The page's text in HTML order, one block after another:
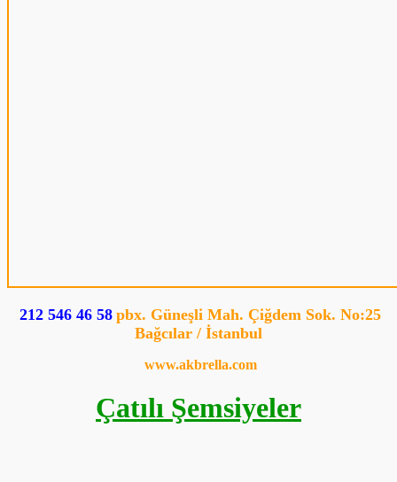
212 546 46 58 pbx. Güneşli Mah. Çiğdem Sok. No:25
Bağcılar / İstanbul
www.akbrella.com
Çatılı Şemsiyeler